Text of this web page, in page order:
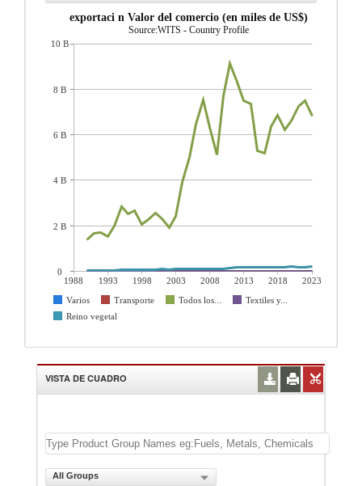
exportaci n Valor del comercio (en miles de US$)
Source:WITS - Country Profile
1988 1993 1998 2003 2008 2013 2018
2023
Varios
Transporte Todos los...
Textiles y...
Reino vegetal
10 B
8 B
6 B
4 B
2 B
0
VISTA DE CUADRO
All Groups